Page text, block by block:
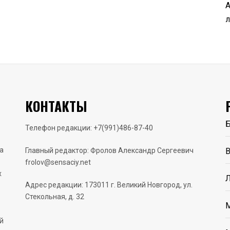
КОНТАКТЫ
Телефон редакции: +7(991)486-87-40
Главный редактор: Фролов Александр Сергеевич
frolov@sensaciy.net
Адрес редакции: 173011 г. Великий Новгород, ул.
Стекольная, д. 32